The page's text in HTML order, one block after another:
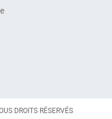
DROITS RÉSERVÉS